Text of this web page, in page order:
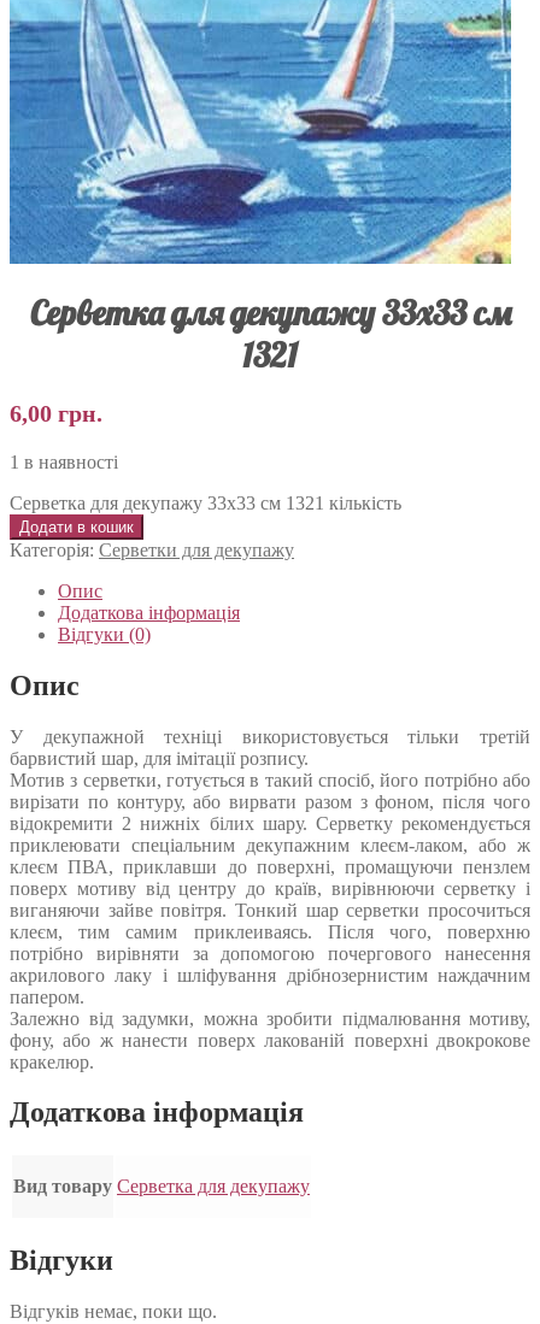
Серветка для декупажу 33х33 см
1321
6,00 грн.
1 в наявності
Серветка для декупажу 33х33 см 1321 кількість
Додати в кошик
Категорія: Серветки для декупажу
Опис
Додаткова інформація
Відгуки (0)
Опис
У декупажной техніці використовується тільки третій
барвистий шар, для імітації розпису.
Мотив з серветки, готується в такий спосіб, його потрібно або
вирізати по контуру, або вирвати разом з фоном, після чого
відокремити 2 нижніх білих шару. Серветку рекомендується
приклеювати спеціальним декупажним клеєм-лаком, або ж
клеєм ПВА, приклавши до поверхні, промащуючи пензлем
поверх мотиву від центру до країв, вирівнюючи серветку і
виганяючи зайве повітря. Тонкий шар серветки просочиться
клеєм, тим самим приклеиваясь. Після чого, поверхню
потрібно вирівняти за допомогою почергового нанесення
акрилового лаку і шліфування дрібнозернистим наждачним
папером.
Залежно від задумки, можна зробити підмалювання мотиву,
фону, або ж нанести поверх лакованій поверхні двокрокове
кракелюр.
Додаткова інформація
Вид товару Серветка для декупажу
Відгуки
Відгуків немає, поки що.